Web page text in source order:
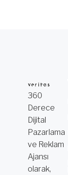
360
Derece
Dijital
Pazarlama
ve Reklam
Ajansı
olarak,